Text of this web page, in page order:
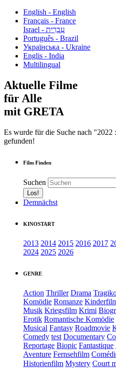
English - English
Français - France
עִבְרִית - Israel
Português - Brazil
Українська - Ukraine
Englis - India
Multilingual
Aktuelle Filme
für Alle
mit GRETA
Es wurde für die Suche nach
gefunden!
Film Finden
Suchen
Demnächst
KINOSTART
2013 2014 2015 2016 2017
2024 2025 2026
GENRE
Action Thriller Drama
Komödie Romanze
Musik Kriegsfilm Krimi
Erotik Romantische Komödie
Musical Fantasy Roadmovie
Comedy test Documentary
Reportage Biopic Fantastique
Aventure Fernsehfilm
Historienfilm Mystery Court